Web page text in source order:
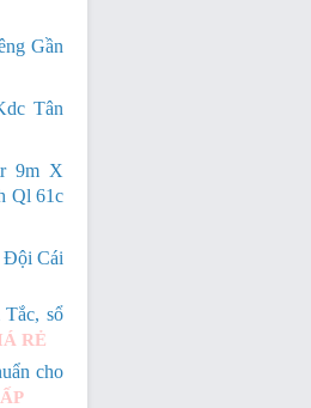
Gần
Tân
9m X
Ql 61c
Đội Cái
Tắc, sổ
RẺ
cho